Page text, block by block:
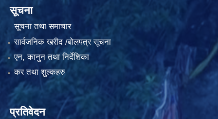
सूचना
सूचना तथा समाचार
सार्वजनिक खरीद /बोलपत्र सूचना
एन, कानुन तथा निर्देशिका
कर तथा शुल्कहरु
प्रतिवेदन